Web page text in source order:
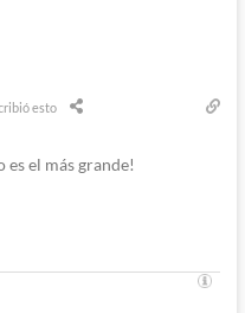
esto
el más grande!